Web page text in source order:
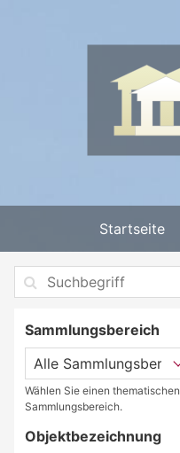
Startseite
Sammlungsbereich
Wählen Sie einen thematischen
Sammlungsbereich.
Objektbezeichnung